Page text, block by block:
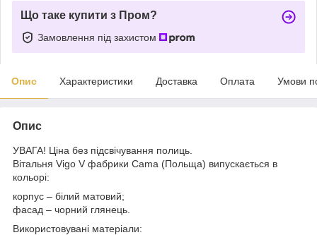
Що таке купити з Пром?
Замовлення під захистом
Опис Характеристики Доставка Оплата Умови
Опис
УВАГА! Ціна без підсвічування полиць.
Вітальня Vigo V фабрики Cama (Польща) випускається в
кольорі:
корпус – білий матовий;
фасад – чорний глянець.
Використовувані матеріали: